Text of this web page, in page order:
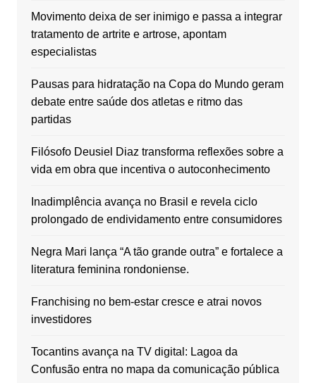
Movimento deixa de ser inimigo e passa a integrar
tratamento de artrite e artrose, apontam
especialistas
Pausas para hidratação na Copa do Mundo geram
debate entre saúde dos atletas e ritmo das
partidas
Filósofo Deusiel Diaz transforma reflexões sobre a
vida em obra que incentiva o autoconhecimento
Inadimplência avança no Brasil e revela ciclo
prolongado de endividamento entre consumidores
Negra Mari lança “A tão grande outra” e fortalece a
literatura feminina rondoniense.
Franchising no bem-estar cresce e atrai novos
investidores
Tocantins avança na TV digital: Lagoa da
Confusão entra no mapa da comunicação pública